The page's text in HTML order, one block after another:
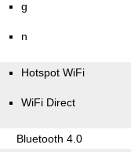
g
n
Hotspot WiFi
WiFi Direct
Bluetooth 4.0